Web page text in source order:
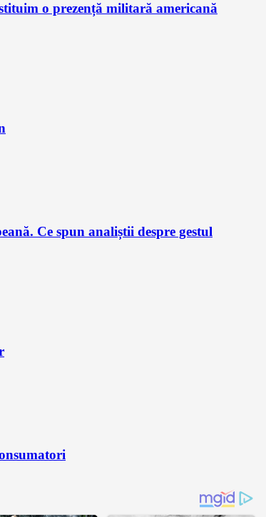
o prezență militară americană
Ce spun analiștii despre gestul